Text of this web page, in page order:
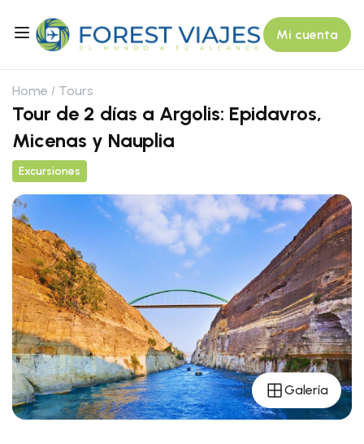
Mi cuenta
Home Tours
Tour de 2 días a Argolis: Epidavros,
Micenas y Nauplia
Excursiones
Galería